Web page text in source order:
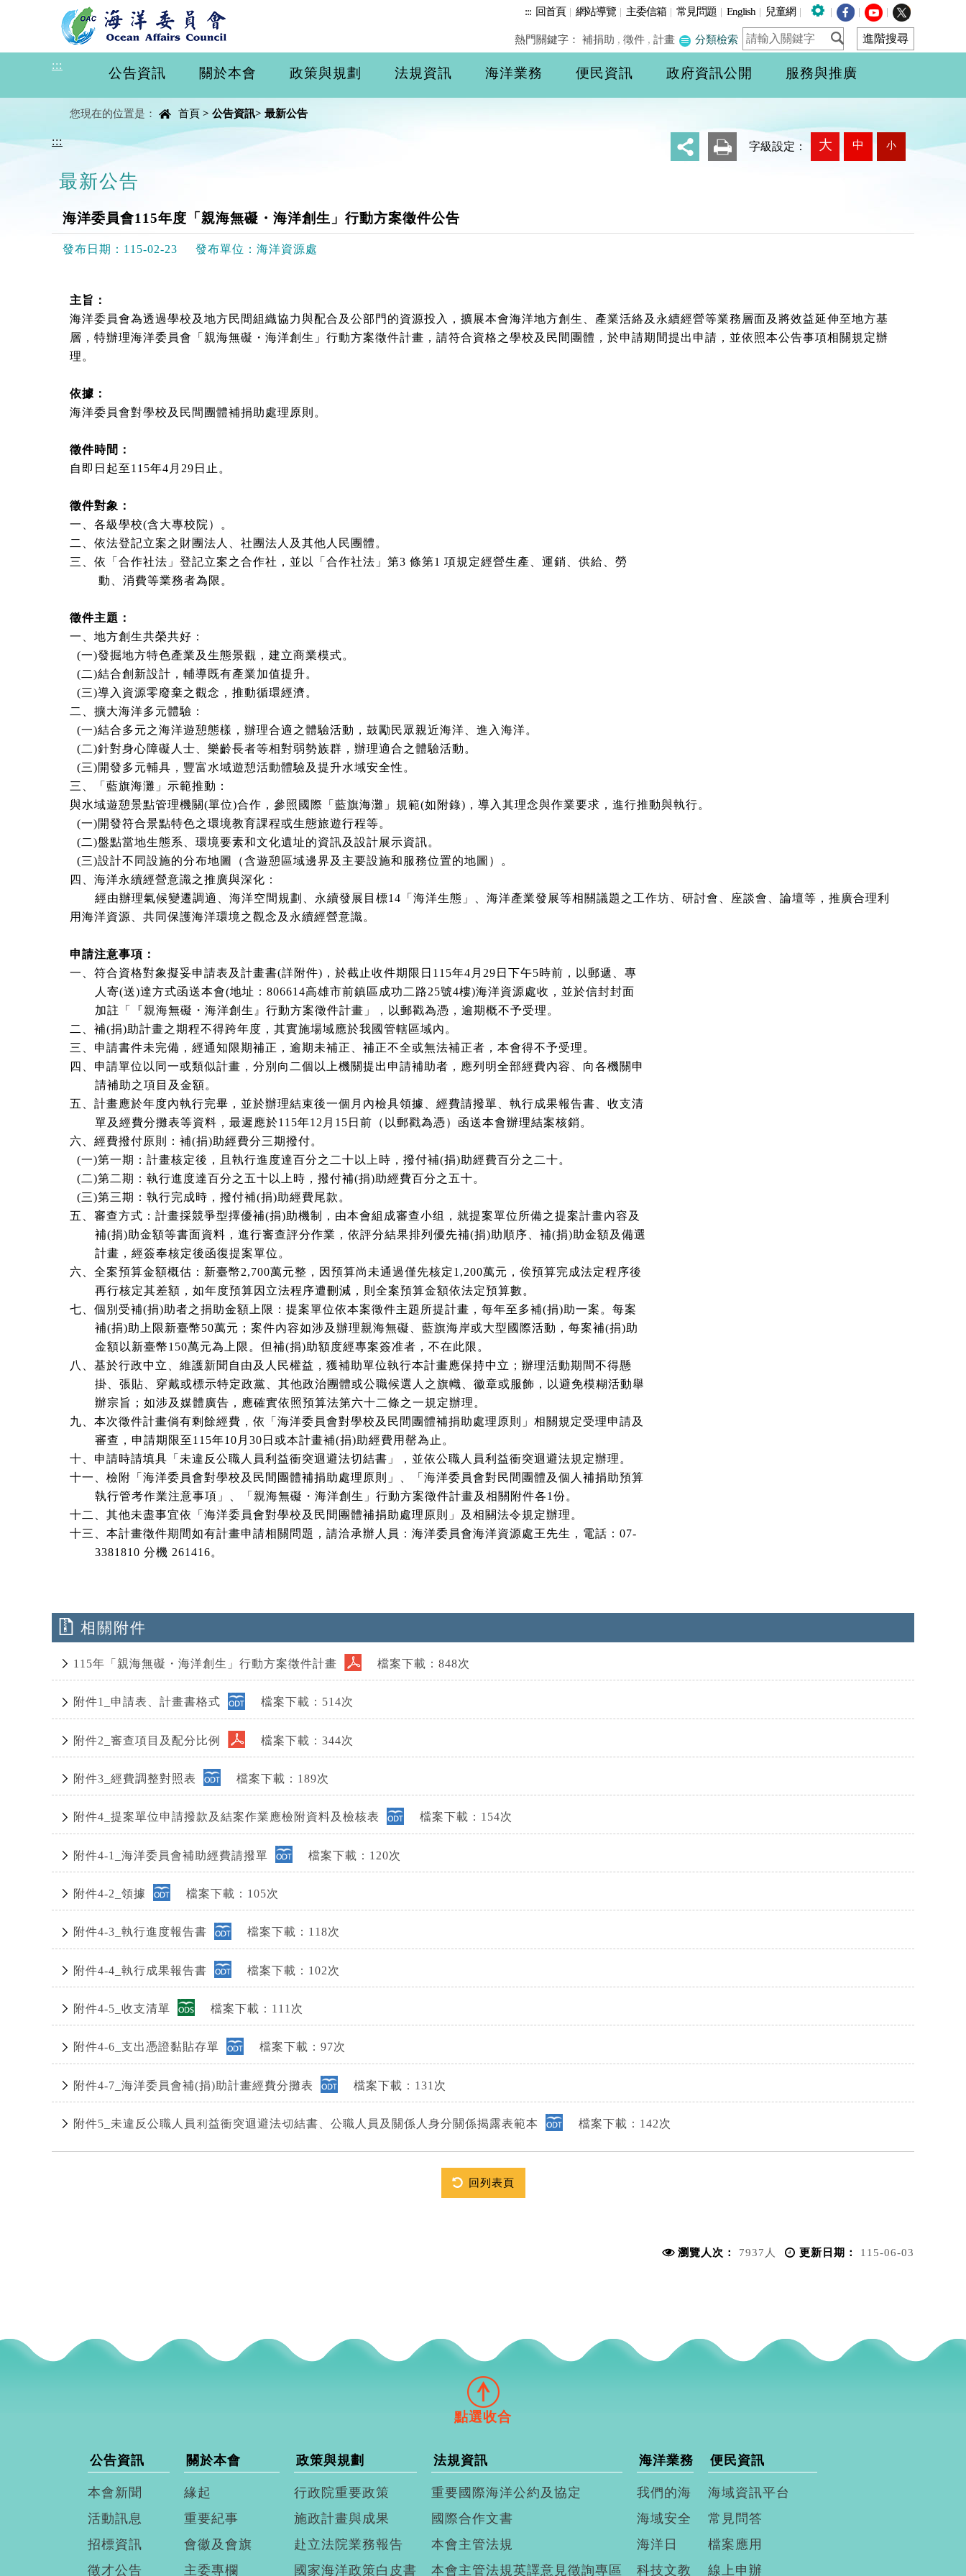
進入內容區塊 ::: 回首頁| 網站導覽 | 主委信箱 | 常見問題 | English | 兒童網 | | | |
熱門關鍵字： 補捐助 , 徵件 , 計畫 分類檢索
:::
公告資訊 關於本會 政策與規劃 法規資訊 海洋業務 便民資訊 政府資訊公開 服務與推廣
您現在的位置是： 首頁 > 公告資訊> 最新公告
字級設定： 大 中 小
:::
最新公告
中央內容區塊
海洋委員會115年度「親海無礙・海洋創生」行動方案徵件公告
發布日期： 115-02-23 發布單位： 海洋資源處
主旨：
海洋委員會為透過學校及地方民間組織協力與配合及公部門的資源投入，擴展本會海洋地方創生、產業活絡及永續經營等業務層面及將效益延伸至地方基
層，特辦理海洋委員會「親海無礙・海洋創生」行動方案徵件計畫，請符合資格之學校及民間團體，於申請期間提出申請，並依照本公告事項相關規定辦
理。
依據：
海洋委員會對學校及民間團體補捐助處理原則。
徵件時間：
自即日起至115年4月29日止。
徵件對象：
一、各級學校(含大專校院）。
二、依法登記立案之財團法人、社團法人及其他人民團體。
三、依「合作社法」登記立案之合作社，並以「合作社法」第3 條第1 項規定經營生產、運銷、供給、勞
動、消費等業務者為限。
徵件主題：
一、地方創生共榮共好：
(一)發掘地方特色產業及生態景觀，建立商業模式。
(二)結合創新設計，輔導既有產業加值提升。
(三)導入資源零廢棄之觀念，推動循環經濟。
二、擴大海洋多元體驗：
(一)結合多元之海洋遊憩態樣，辦理合適之體驗活動，鼓勵民眾親近海洋、進入海洋。
(二)針對身心障礙人士、樂齡長者等相對弱勢族群，辦理適合之體驗活動。
(三)開發多元輔具，豐富水域遊憩活動體驗及提升水域安全性。
三、「藍旗海灘」示範推動：
與水域遊憩景點管理機關(單位)合作，參照國際「藍旗海灘」規範(如附錄)，導入其理念與作業要求，進行推動與執行。
(一)開發符合景點特色之環境教育課程或生態旅遊行程等。
(二)盤點當地生態系、環境要素和文化遺址的資訊及設計展示資訊。
(三)設計不同設施的分布地圖（含遊憩區域邊界及主要設施和服務位置的地圖）。
四、海洋永續經營意識之推廣與深化：
經由辦理氣候變遷調適、海洋空間規劃、永續發展目標14「海洋生態」、海洋產業發展等相關議題之工作坊、研討會、座談會、論壇等，推廣合理利
用海洋資源、共同保護海洋環境之觀念及永續經營意識。
申請注意事項：
一、符合資格對象擬妥申請表及計畫書(詳附件)，於截止收件期限日115年4月29日下午5時前，以郵遞、專
人寄(送)達方式函送本會(地址：806614高雄市前鎮區成功二路25號4樓)海洋資源處收，並於信封封面
加註「『親海無礙・海洋創生』行動方案徵件計畫」，以郵戳為憑，逾期概不予受理。
二、補(捐)助計畫之期程不得跨年度，其實施場域應於我國管轄區域內。
三、申請書件未完備，經通知限期補正，逾期未補正、補正不全或無法補正者，本會得不予受理。
四、申請單位以同一或類似計畫，分別向二個以上機關提出申請補助者，應列明全部經費內容、向各機關申
請補助之項目及金額。
五、計畫應於年度內執行完畢，並於辦理結束後一個月內檢具領據、經費請撥單、執行成果報告書、收支清
單及經費分攤表等資料，最遲應於115年12月15日前（以郵戳為憑）函送本會辦理結案核銷。
六、經費撥付原則：補(捐)助經費分三期撥付。
(一)第一期：計畫核定後，且執行進度達百分之二十以上時，撥付補(捐)助經費百分之二十。
(二)第二期：執行進度達百分之五十以上時，撥付補(捐)助經費百分之五十。
(三)第三期：執行完成時，撥付補(捐)助經費尾款。
五、審查方式：計畫採競爭型擇優補(捐)助機制，由本會組成審查小组，就提案單位所備之提案計畫內容及
補(捐)助金額等書面資料，進行審查評分作業，依評分結果排列優先補(捐)助順序、補(捐)助金額及備選
計畫，經簽奉核定後函復提案單位。
六、全案預算金額概估：新臺幣2,700萬元整，因預算尚未通過僅先核定1,200萬元，俟預算完成法定程序後
再行核定其差額，如年度預算因立法程序遭刪減，則全案預算金額依法定預算數。
七、個別受補(捐)助者之捐助金額上限：提案單位依本案徵件主題所提計畫，每年至多補(捐)助一案。每案
補(捐)助上限新臺幣50萬元；案件內容如涉及辦理親海無礙、藍旗海岸或大型國際活動，每案補(捐)助
金額以新臺幣150萬元為上限。但補(捐)助額度經專案簽准者，不在此限。
八、基於行政中立、維護新聞自由及人民權益，獲補助單位執行本計畫應保持中立；辦理活動期間不得懸
掛、張貼、穿戴或標示特定政黨、其他政治團體或公職候選人之旗幟、徽章或服飾，以避免模糊活動舉
辦宗旨；如涉及媒體廣告，應確實依照預算法第六十二條之一規定辦理。
九、本次徵件計畫倘有剩餘經費，依「海洋委員會對學校及民間團體補捐助處理原則」相關規定受理申請及
審查，申請期限至115年10月30日或本計畫補(捐)助經費用罄為止。
十、申請時請填具「未違反公職人員利益衝突迴避法切結書」，並依公職人員利益衝突迴避法規定辦理。
十一、檢附「海洋委員會對學校及民間團體補捐助處理原則」、「海洋委員會對民間團體及個人補捐助預算
執行管考作業注意事項」、「親海無礙・海洋創生」行動方案徵件計畫及相關附件各1份。
十二、其他未盡事宜依「海洋委員會對學校及民間團體補捐助處理原則」及相關法令規定辦理。
十三、本計畫徵件期間如有計畫申請相關問題，請洽承辦人員：海洋委員會海洋資源處王先生，電話：07-
3381810 分機 261416。
相關附件
115年「親海無礙・海洋創生」行動方案徵件計畫 檔案下載：848次
附件1_申請表、計畫書格式 檔案下載：514次
附件2_審查項目及配分比例 檔案下載：344次
附件3_經費調整對照表 檔案下載：189次
附件4_提案單位申請撥款及結案作業應檢附資料及檢核表 檔案下載：154次
附件4-1_海洋委員會補助經費請撥單 檔案下載：120次
附件4-2_領據 檔案下載：105次
附件4-3_執行進度報告書 檔案下載：118次
附件4-4_執行成果報告書 檔案下載：102次
附件4-5_收支清單 檔案下載：111次
附件4-6_支出憑證黏貼存單 檔案下載：97次
附件4-7_海洋委員會補(捐)助計畫經費分攤表 檔案下載：131次
附件5_未違反公職人員利益衝突迴避法切結書、公職人員及關係人身分關係揭露表範本 檔案下載：142次
回列表頁
瀏覽人次： 7937人 更新日期： 115-06-03
公告資訊
本會新聞
活動訊息
招標資訊
徵才公告
關於本會
緣起
重要紀事
會徽及會旗
主委專欄
政策與規劃
行政院重要政策
施政計畫與成果
赴立法院業務報告
國家海洋政策白皮書
法規資訊
重要國際海洋公約及協定
國際合作文書
本會主管法規
本會主管法規英譯意見徵詢專區
海洋業務
我們的海
海域安全
海洋日
科技文教
便民資訊
海域資訊平台
常見問答
檔案應用
線上申辦